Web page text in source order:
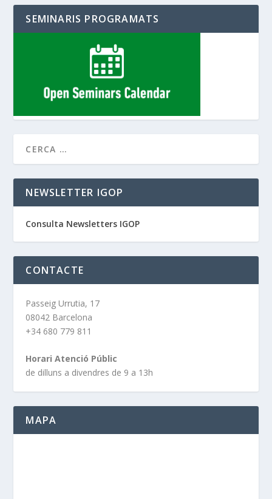
SEMINARIS PROGRAMATS
NEWSLETTER IGOP
Consulta Newsletters IGOP
CONTACTE
Passeig Urrutia, 17
08042 Barcelona
+34 680 779 811
Horari Atenció Públic
de dilluns a divendres de 9 a 13h
MAPA